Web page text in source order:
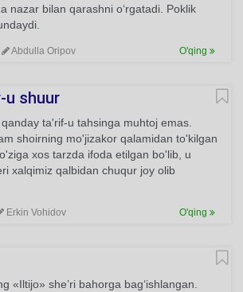
nazar bilan qarashni o‘rgatadi. Poklik
Abdulla Oripov O'qing
u shuur
ta'rif-u tahsinga muhtoj emas.
shoirning mo'jizakor qalamidan to'kilgan
xos tarzda ifoda etilgan bo'lib, u
xalqimiz qalbidan chuqur joy olib
Erkin Vohidov O'qing
«Iltijo» she’ri bahorga bag‘ishlangan.